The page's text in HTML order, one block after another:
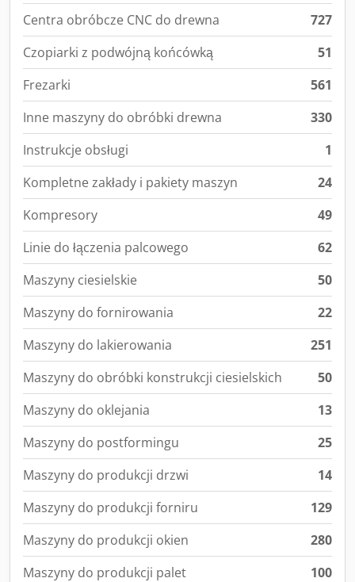
Centra obróbcze CNC do drewna
727
Czopiarki z podwójną końcówką
51
Frezarki
561
Inne maszyny do obróbki drewna
330
Instrukcje obsługi
1
Kompletne zakłady i pakiety maszyn
24
Kompresory
49
Linie do łączenia palcowego
62
Maszyny ciesielskie
50
Maszyny do fornirowania
22
Maszyny do lakierowania
251
Maszyny do obróbki konstrukcji ciesielskich
50
Maszyny do oklejania
13
Maszyny do postformingu
25
Maszyny do produkcji drzwi
14
Maszyny do produkcji forniru
129
Maszyny do produkcji okien
280
Maszyny do produkcji palet
100